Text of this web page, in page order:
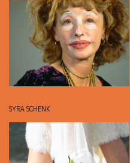
SYRA SCHENK